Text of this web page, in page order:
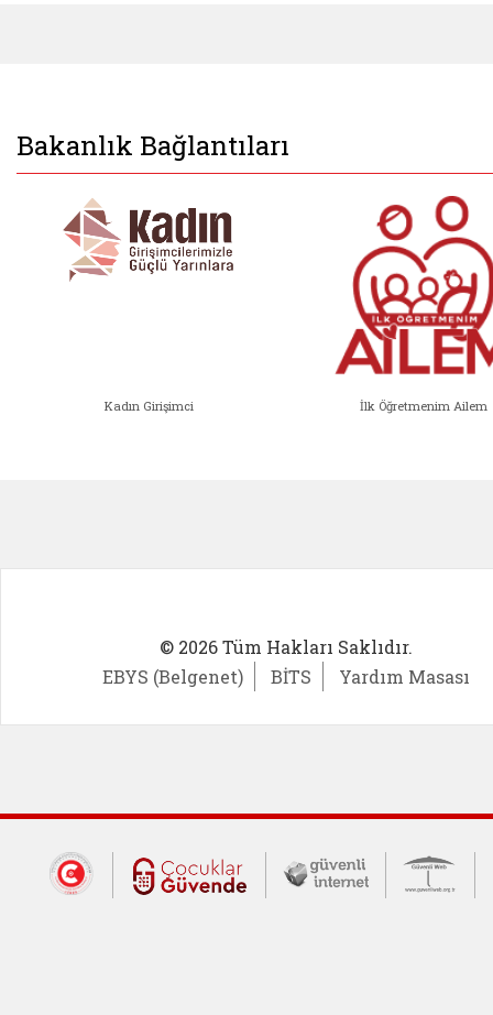
Bakanlık Bağlantıları
Kadın Girişimci İlk Öğretmenim Ailem
© 2026 Tüm Hakları Saklıdır.
EBYS (Belgenet)
BİTS Yardım Masası
Dış Bağlantılar
Cumhurbaşkanlığı İletişim Merkezi
Çocuklar Güvende (yeni
Güvenli